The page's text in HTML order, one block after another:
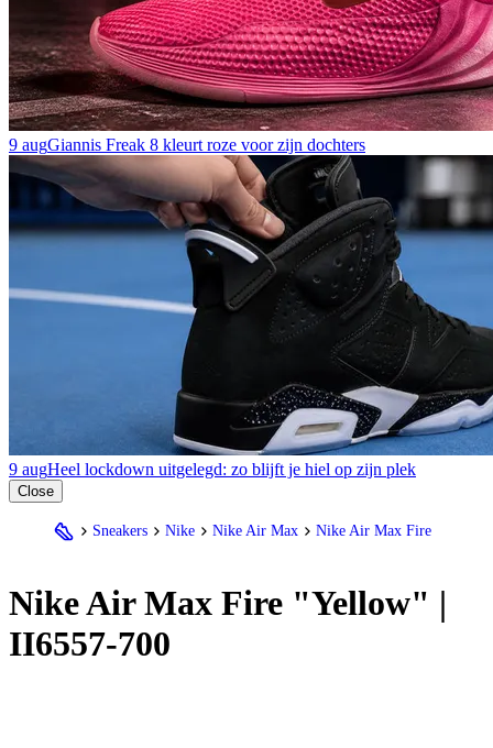
9 augGiannis Freak 8 kleurt roze voor zijn dochters
9 augHeel lockdown uitgelegd: zo blijft je hiel op zijn plek
Close
Sneakers Nike Nike Air Max Nike Air Max Fire
NikeAir Max Fire "Yellow" |
II6557-700